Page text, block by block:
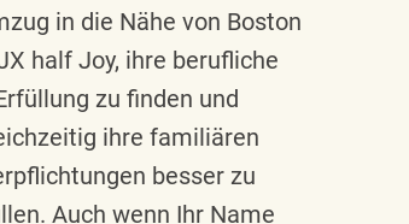
in die Nähe von Boston
half Joy, ihre berufliche
zu finden und
ihre familiären
besser zu
Auch wenn Ihr Name